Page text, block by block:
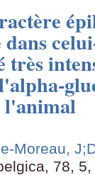
l'animal
Moreau, J
78,